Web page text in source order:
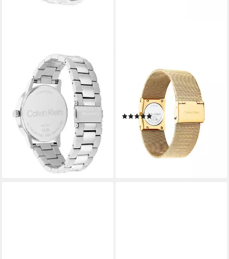
CALVIN KLEIN
Quarzuhr CK Linked
25200501, Armbanduhr,
Damenuhr, Edelstahlarmband,
analog
127,95 € UVP 169,00 €
-24%
lieferbar - in 1-2 Werktagen bei dir
Quarzuhr CK PULSE 21 mm
25100136, Armbanduhr,
Damenuhr, Edelstahlarmband,
analog
(1)
143,95 € UVP 159,00 €
lieferbar - in 1-2 Werktagen bei dir